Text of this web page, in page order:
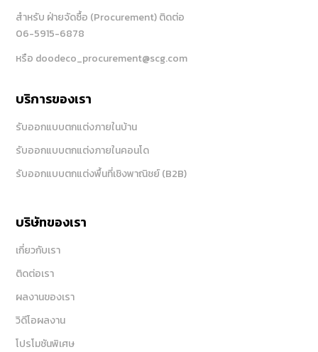
สำหรับ ฝ่ายจัดซื้อ (Procurement) ติดต่อ
06-5915-6878
หรือ doodeco_procurement@scg.com
บริการของเรา
รับออกแบบตกแต่งภายในบ้าน
รับออกแบบตกแต่งภายในคอนโด
รับออกแบบตกแต่งพื้นที่เชิงพาณิชย์ (B2B)
บริษัทของเรา
เกี่ยวกับเรา
ติดต่อเรา
ผลงานของเรา
วิดีโอผลงาน
โปรโมชันพิเศษ